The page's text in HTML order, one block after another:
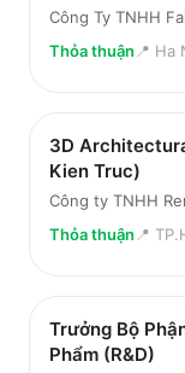
Công Ty TNHH
Thỏa thuận 📍 Ha
3D
Kien Truc)
Công ty TNHH
Thỏa thuận 📍
Trưởng Bộ
Phẩm (R&D)